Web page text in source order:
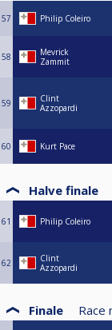
57 Philip Coleiro
58
Mevrick
Zammit
59
Clint
Azzopardi
60 Kurt Pace
Halve finale
61 Philip Coleiro
62
Clint
Azzopardi
Finale Race